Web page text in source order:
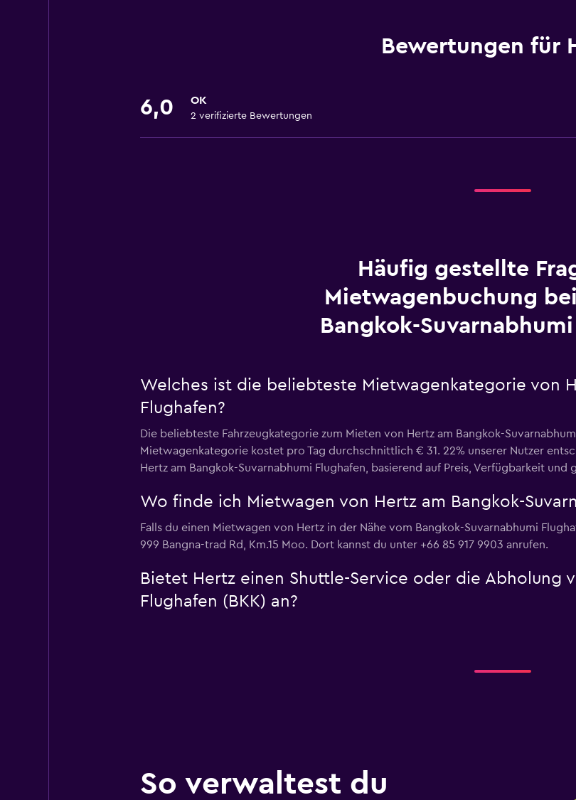
Bewertungen für
6,0 OK
2 verifizierte Bewertungen
Häufig gestellte
Mietwagenbuchung
Bangkok-
Welches ist die beliebteste Mietwagenkategorie von
Flughafen?
Die beliebteste Fahrzeugkategorie zum Mieten von Hertz am Bangkok-
Mietwagenkategorie kostet pro Tag durchschnittlich € 31. 22% unserer Nutzer
Hertz am Bangkok-Suvarnabhumi Flughafen, basierend auf Preis, Verfügbarkeit und
Wo finde ich Mietwagen von Hertz am Bangkok-
Falls du einen Mietwagen von Hertz in der Nähe vom Bangkok-Suvarnabhumi
999 Bangna-trad Rd, Km.15 Moo. Dort kannst du unter +66 85 917 9903 anrufen.
Bietet Hertz einen Shuttle-Service oder die Abholung
Flughafen (BKK) an?
So verwaltest du